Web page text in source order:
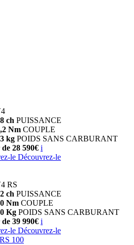
ch PUISSANCE
Nm COUPLE
kg POIDS SANS CARBURANT
28 590€ i
le Découvrez-le
RS
ch PUISSANCE
Nm COUPLE
Kg POIDS SANS CARBURANT
39 990€ i
le Découvrez-le
100